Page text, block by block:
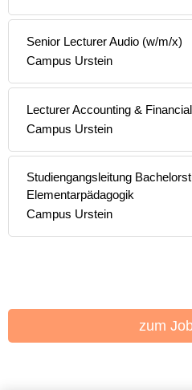
Senior Lecturer Audio (w/m/x)
Campus Urstein
Lecturer Accounting &
Campus Urstein
Studiengangsleitung
Elementarpädagogik
Campus Urstein
zum